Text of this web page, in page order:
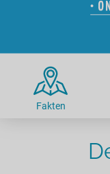
Radtouren am See
Kitesurfen
Kanu- & Kajaktouren
Badeseen in
Wellness am See
Urlaub an der Küste
Unterkünfte
Hotels am See
Ferienwohnungen
Camping am See
Top-Hotels
Seen in Deutschland
Seen in Europa
Überwachte
Fakten